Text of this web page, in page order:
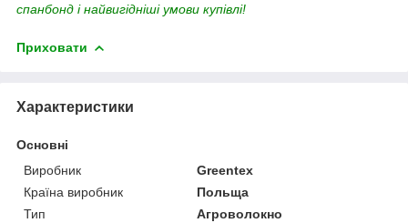
спанбонд і найвигідніші умови купівлі!
Приховати
Характеристики
Основні
Виробник
Greentex
Країна виробник
Польща
Тип
Агроволокно